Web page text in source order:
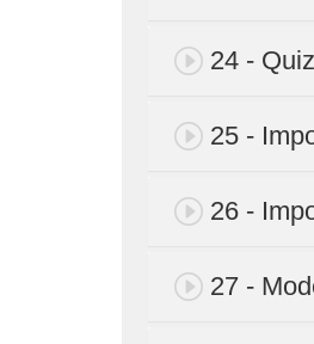
24 -
25 -
26 -
27 -